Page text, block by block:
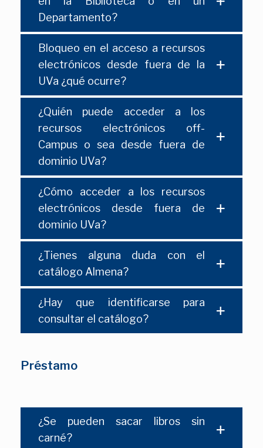
Departamento?
Bloqueo en el acceso a recursos
electrónicos desde fuera de la
UVa ¿qué ocurre?
¿Quién puede acceder a los
recursos electrónicos off-
Campus o sea desde fuera de
dominio UVa?
¿Cómo acceder a los recursos
electrónicos desde fuera de
dominio UVa?
¿Tienes alguna duda con el
catálogo Almena?
¿Hay que identificarse para
consultar el catálogo?
Préstamo
¿Se pueden sacar libros sin
carné?